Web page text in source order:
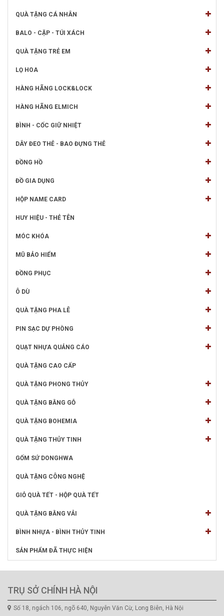
QUÀ TẶNG CÁ NHÂN
BALO - CẶP - TÚI XÁCH
QUÀ TẶNG TRẺ EM
LỌ HOA
HÀNG HÃNG LOCK&LOCK
HÀNG HÃNG ELMICH
BÌNH - CỐC GIỮ NHIỆT
DÂY ĐEO THẺ - BAO ĐỰNG THẺ
ĐỒNG HỒ
ĐỒ GIA DỤNG
HỘP NAME CARD
HUY HIỆU - THẺ TÊN
MÓC KHÓA
MŨ BẢO HIỂM
ĐỒNG PHỤC
Ô DÙ
QUÀ TẶNG PHA LÊ
PIN SẠC DỰ PHÒNG
QUẠT NHỰA QUẢNG CÁO
QUÀ TẶNG CAO CẤP
QUÀ TẶNG PHONG THỦY
QUÀ TẶNG BẰNG GỖ
QUÀ TẶNG BOHEMIA
QUÀ TẶNG THỦY TINH
GỐM SỨ DONGHWA
QUÀ TẶNG CÔNG NGHỆ
GIỎ QUÀ TẾT - HỘP QUÀ TẾT
QUÀ TẶNG BẰNG VẢI
BÌNH NHỰA - BÌNH THỦY TINH
SẢN PHẨM ĐÃ THỰC HIỆN
TRỤ SỞ CHÍNH HÀ NỘI
Số 18, ngách 106, ngõ 640, Nguyễn Văn Cừ, Long Biên, Hà Nội